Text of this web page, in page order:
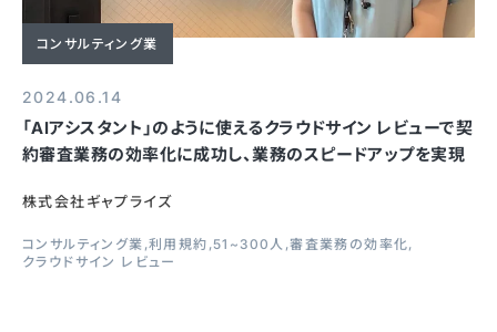
コンサルティング業
2024.06.14
「AIアシスタント」のように使えるクラウドサイン レビューで契
約審査業務の効率化に成功し、業務のスピードアップを実現
株式会社ギャプライズ
コンサルティング業 利用規約 51~300人 審査業務の効率化
クラウドサイン レビュー